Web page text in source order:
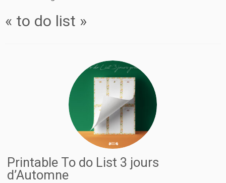
« to do list »
Printable To do List 3 jours
d’Automne